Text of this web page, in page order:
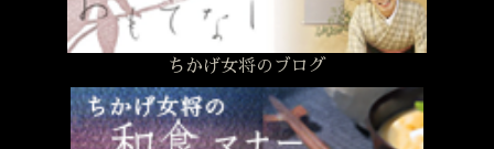
ちかげ女将のブログ